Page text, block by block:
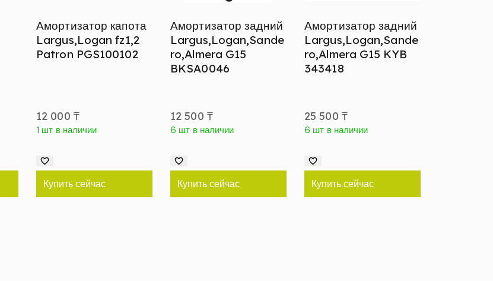
Амортизатор капота
Largus,Logan fz1,2
Patron PGS100102
12 000 ₸
1 шт в наличии
Купить сейчас
Амортизатор задний
Largus,Logan,Sande
ro,Almera G15
BKSA0046
12 500 ₸
6 шт в наличии
Купить сейчас
Амортизатор задний
Largus,Logan,Sande
ro,Almera G15 KYB
343418
25 500 ₸
6 шт в наличии
Купить сейчас